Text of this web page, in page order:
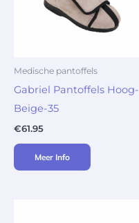
Medische pantoffels
Gabriel Pantoffels Hoog-
Beige-35
€61.95
Meer Info